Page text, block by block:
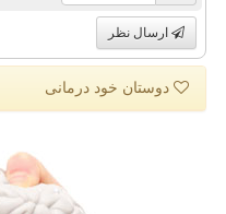
ارسال نظر
دوستان خود درمانی